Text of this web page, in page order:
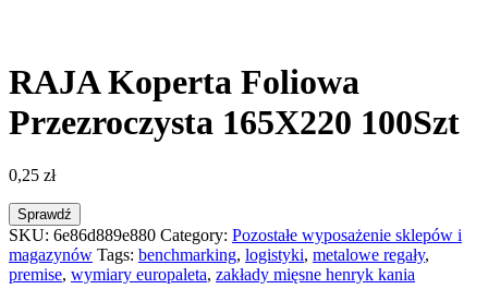
RAJA Koperta Foliowa
Przezroczysta 165X220 100Szt
0,25 zł
Sprawdź
SKU: 6e86d889e880 Category: Pozostałe wyposażenie sklepów i
magazynów Tags: benchmarking, logistyki, metalowe regały,
premise, wymiary europaleta, zakłady mięsne henryk kania